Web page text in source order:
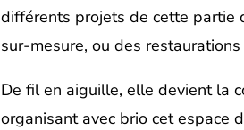
différents projets de cette partie
sur-mesure, ou des
De fil en aiguille, elle devient la
organisant avec brio cet espace